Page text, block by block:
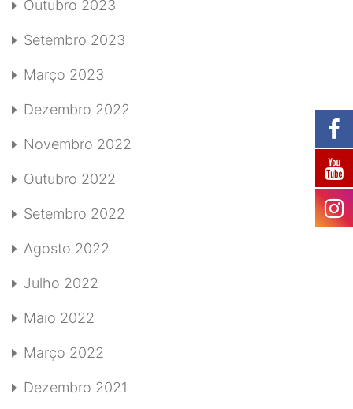
Outubro 2023
Setembro 2023
Março 2023
Dezembro 2022
Novembro 2022
Outubro 2022
Setembro 2022
Agosto 2022
Julho 2022
Maio 2022
Março 2022
Dezembro 2021